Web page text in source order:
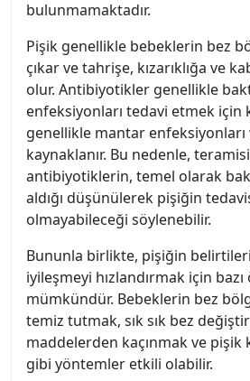
bulunmamaktadır.
Pişik genellikle bebeklerin bez
çıkar ve tahrişe, kızarıklığa ve
olur. Antibiyotikler genellikle
enfeksiyonları tedavi etmek için
genellikle mantar
kaynaklanır. Bu nedenle,
antibiyotiklerin, temel olarak
aldığı düşünülerek pişiğin
olmayabileceği söylenebilir.
Bununla birlikte, pişiğin
iyileşmeyi hızlandırmak için
mümkündür. Bebeklerin bez
temiz tutmak, sık sık bez
maddelerden kaçınmak ve
gibi yöntemler etkili olabilir.